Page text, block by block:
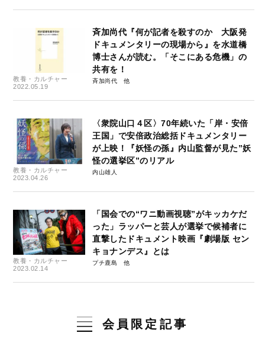
教養・カルチャー
2022.05.19
斉加尚代『何が記者を殺すのか 大阪発
ドキュメンタリーの現場から』を水道橋
博士さんが読む。「そこにある危機」の
共有を！
斉加尚代
教養・カルチャー
2023.04.26
〈衆院山口４区〉70年続いた「岸・安倍
王国」で安倍政治総括ドキュメンタリー
が上映！『妖怪の孫』内山監督が見た”妖
怪の選挙区”のリアル
内山雄人
教養・カルチャー
2023.02.14
「国会での“ワニ動画視聴”がキッカケだ
った」ラッパーと芸人が選挙で候補者に
直撃したドキュメント映画『劇場版 セン
キョナンデス』とは
プチ鹿島
会員限定記事